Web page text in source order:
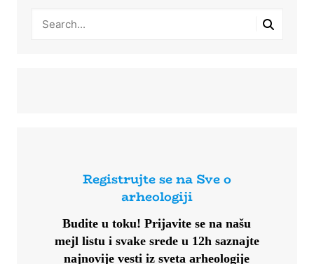
Registrujte se na Sve o
arheologiji
Budite u toku!Prijavite se na našu
mejl listu i svake srede u 12h saznajte
najnovije vesti iz sveta arheologije